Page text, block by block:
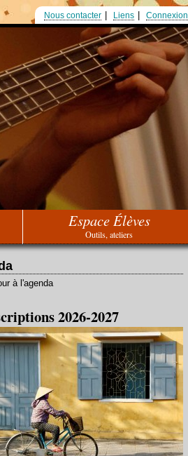
Nous contacter Liens Connexion
Espace Élèves
Outils, ateliers
à l'agenda
2026-2027